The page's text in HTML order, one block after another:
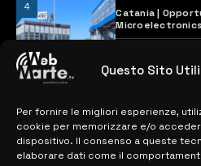
Questo Sito
Per fornire le migliori esperienze,
cookie per memorizzare e/o
dispositivo. Il consenso a queste
elaborare dati come il
4
Catania |
previste
MAPPA DEL SITO
> NOTIZIE